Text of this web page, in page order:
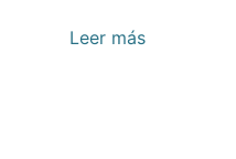
Leer más